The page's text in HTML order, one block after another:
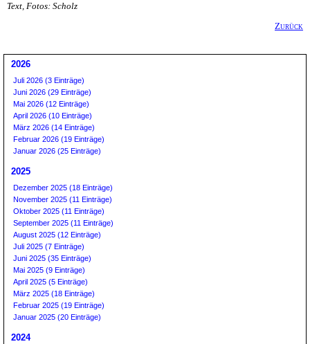
Text, Fotos: Scholz
Zurück
2026
Juli 2026 (3 Einträge)
Juni 2026 (29 Einträge)
Mai 2026 (12 Einträge)
April 2026 (10 Einträge)
März 2026 (14 Einträge)
Februar 2026 (19 Einträge)
Januar 2026 (25 Einträge)
2025
Dezember 2025 (18 Einträge)
November 2025 (11 Einträge)
Oktober 2025 (11 Einträge)
September 2025 (11 Einträge)
August 2025 (12 Einträge)
Juli 2025 (7 Einträge)
Juni 2025 (35 Einträge)
Mai 2025 (9 Einträge)
April 2025 (5 Einträge)
März 2025 (18 Einträge)
Februar 2025 (19 Einträge)
Januar 2025 (20 Einträge)
2024